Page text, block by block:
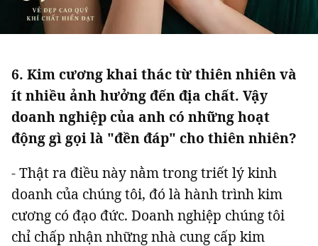
6. Kim cương khai thác từ thiên nhiên và
ít nhiều ảnh hưởng đến địa chất. Vậy
doanh nghiệp của anh có những hoạt
động gì gọi là "đền đáp" cho thiên nhiên?
- Thật ra điều này nằm trong triết lý kinh
doanh của chúng tôi, đó là hành trình kim
cương có đạo đức. Doanh nghiệp chúng tôi
chỉ chấp nhận những nhà cung cấp kim